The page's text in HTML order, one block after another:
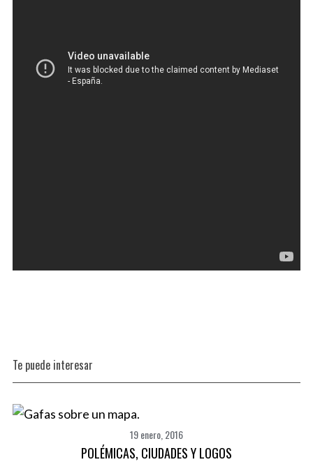
Te puede interesar
19 enero, 2016
POLÉMICAS, CIUDADES Y LOGOS